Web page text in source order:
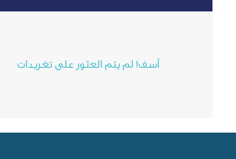
آسف! لم يتم العثور على تغريدات